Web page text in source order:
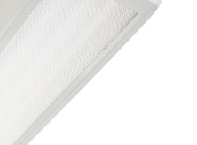
Leuchtmittel
►
Versandarten
► Zahlarten